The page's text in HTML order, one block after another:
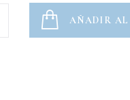
AÑADIR AL